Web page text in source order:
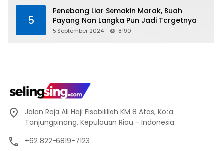
5
Penebang Liar Semakin Marak, Buah
Payang Nan Langka Pun Jadi Targetnya
5 September 2024 8190
Jalan Raja Ali Haji Fisabilillah KM 8 Atas, Kota
Tanjungpinang, Kepulauan Riau - Indonesia
+62 822-6819-7123